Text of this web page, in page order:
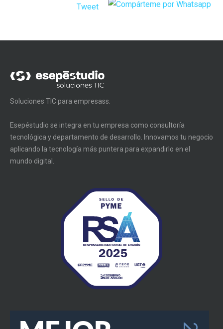
Tweet
Soluciones TIC para empresass.
Esepéstudio se integra en tu empresa como consultoría
tecnológica y departamento de desarrollo. Innovamos tu negocio
aplicando la tecnología más puntera para expandirlo en el
mundo digital.